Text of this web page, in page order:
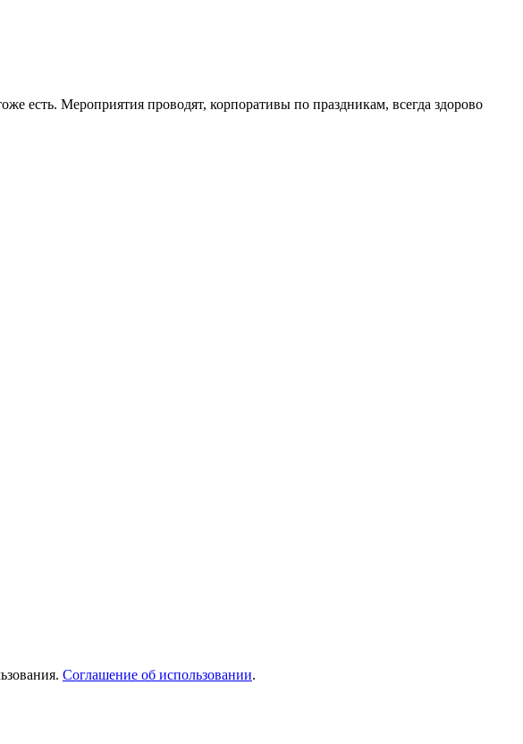
есть. Мероприятия проводят, корпоративы по праздникам, всегда здорово
Соглашение об использовании.